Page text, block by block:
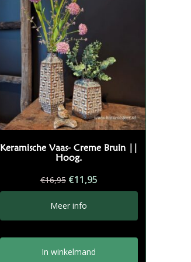
Keramische Vaas- Creme Bruin ||
Hoog.
€16,95 Oorspronkelijke
prijs
was:
€16,95.
€11,95Huidige
prijs
€11,95.
Meer info
In winkelmand